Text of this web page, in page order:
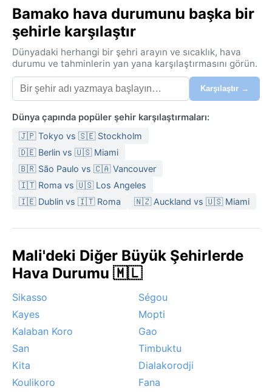
Yıl boyunca sıcaklık yüksektir; yazlar (haziran-ekim)
yoğun yağışlı ve bunaltıcıdır, kışlar (kasım-mayıs) ise
kurak ve daha ılımandır. Ortalama sıcaklıklar 25-35°C
arasında seyrederken, nisan sıcağı 40°C’ye
dayanabilir. Nem oranı özellikle yağışlı sezonda
%70’in üzerine çıkar. Seyahat için ince pamuklu
kıyafetler, yağmurluk, güneş kremi ve şapka önemli;
kurak dönemde ise hafif uzun kollular tozlu havaya
karşı işe yarar.
En elverişli ziyaret zamanı, kasımdan şubata kadar
süren kurak ve serin dönemdir. Bu aylarda yağış yok
denecek kadar az, sıcaklıklar daha katlanılabilir.
Bamako’nun dikkat çeken hava olayı, kış aylarında
toz bulutlarını şehre taşıyarak gökyüzünü gri bir pusla
hissettirir. Kasırga tehlikesi yoktur, ancak yaz
fırtınaları kısa süreli sağanak ve gök gürültüsü getirir.
Bamako hava durumunu başka bir
şehirle karşılaştır
Dünyadaki herhangi bir şehri arayın ve sıcaklık, hava
durumu ve tahminlerin yan yana karşılaştırmasını görün.
Karşılaştır →
Dünya çapında popüler şehir karşılaştırmaları:
🇯🇵 Tokyo vs 🇸🇪 Stockholm
🇩🇪 Berlin vs 🇺🇸 Miami
🇧🇷 São Paulo vs 🇨🇦 Vancouver
🇮🇹 Roma vs 🇺🇸 Los Angeles
🇮🇪 Dublin vs 🇮🇹 Roma
🇳🇿 Auckland vs 🇺🇸 Miami
Mali'deki Diğer Büyük Şehirlerde
Hava Durumu 🇲🇱
Sikasso
Ségou
Kayes
Mopti
Kalaban Koro
Gao
San
Timbuktu
Kita
Dialakorodji
Koulikoro
Fana